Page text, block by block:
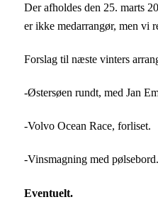
Der afholdes den 25. marts
er ikke medarrangør, men vi
Forslag til næste vinters
-Østersøen rundt, med Jan
-Volvo Ocean Race, forliset.
-Vinsmagning med pølsebord.
Eventuelt.